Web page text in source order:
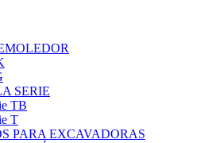
SERIE
TB
T
PARA EXCAVADORAS